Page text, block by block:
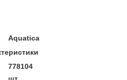
Aquatica
778104
шт